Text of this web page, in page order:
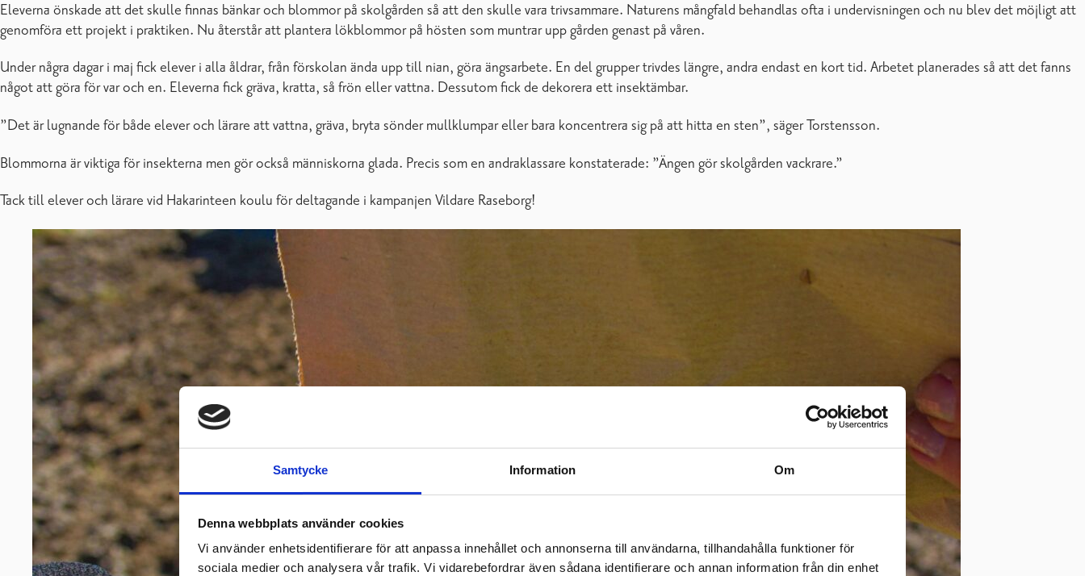
Samtycke Information Om
Denna webbplats använder cookies
Vi använder enhetsidentifierare för att anpassa innehållet och annonserna till användarna, tillhandahålla funktioner för
sociala medier och analysera vår trafik. Vi vidarebefordrar även sådana identifierare och annan information från din enhet
Eleverna önskade att det skulle finnas bänkar och blommor på skolgården så att den skulle vara trivsammare. Naturens mångfald behandlas ofta i undervisningen och nu blev det möjligt att
genomföra ett projekt i praktiken. Nu återstår att plantera lökblommor på hösten som muntrar upp gården genast på våren.
Under några dagar i maj fick elever i alla åldrar, från förskolan ända upp till nian, göra ängsarbete. En del grupper trivdes längre, andra endast en kort tid. Arbetet planerades så att det fanns
något att göra för var och en. Eleverna fick gräva, kratta, så frön eller vattna. Dessutom fick de dekorera ett insektämbar.
”Det är lugnande för både elever och lärare att vattna, gräva, bryta sönder mullklumpar eller bara koncentrera sig på att hitta en sten”, säger Torstensson.
Blommorna är viktiga för insekterna men gör också människorna glada. Precis som en andraklassare konstaterade: ”Ängen gör skolgården vackrare.”
Tack till elever och lärare vid Hakarinteen koulu för deltagande i kampanjen Vildare Raseborg!